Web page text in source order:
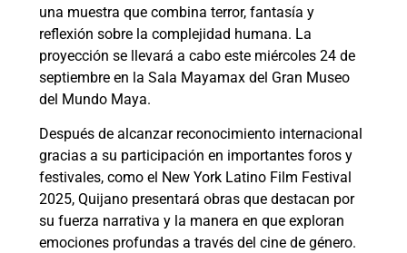
una muestra que combina terror, fantasía y
reflexión sobre la complejidad humana. La
proyección se llevará a cabo este miércoles 24 de
septiembre en la Sala Mayamax del Gran Museo
del Mundo Maya.
Después de alcanzar reconocimiento internacional
gracias a su participación en importantes foros y
festivales, como el New York Latino Film Festival
2025, Quijano presentará obras que destacan por
su fuerza narrativa y la manera en que exploran
emociones profundas a través del cine de género.